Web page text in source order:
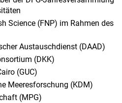
Science (FNP) im Rahmen des
Austauschdienst (DAAD)
(DKK)
(GUC)
Meeresforschung (KDM)
(MPG)